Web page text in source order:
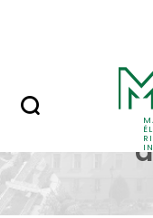
Képi